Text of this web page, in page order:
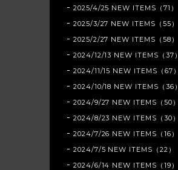
2025/4/25 NEW ITEMS（71）
2025/3/27 NEW ITEMS（55）
2025/2/27 NEW ITEMS（58）
2024/12/13 NEW ITEMS（37）
2024/11/15 NEW ITEMS（67）
2024/10/18 NEW ITEMS（36）
2024/9/27 NEW ITEMS（50）
2024/8/23 NEW ITEMS（30）
2024/7/26 NEW ITEMS（16）
2024/7/5 NEW ITEMS（22）
2024/6/14 NEW ITEMS（19）